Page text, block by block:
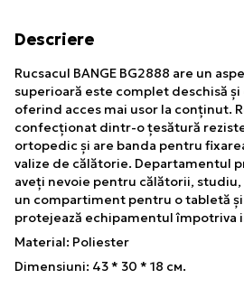
Descriere
Rucsacul BANGE BG2888 are un
superioară este complet deschisă
oferind acces mai usor la conținut.
confecționat dintr-o țesătură
ortopedic și are banda pentru
valize de călătorie. Departamentul
aveți nevoie pentru călătorii, studiu,
un compartiment pentru o tabletă
protejează echipamentul împotriva
Material: Poliester
Dimensiuni: 43 * 30 * 18 cм.